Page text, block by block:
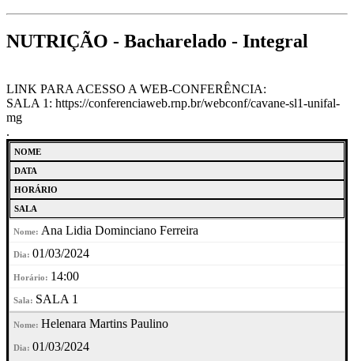
NUTRIÇÃO - Bacharelado - Integral
LINK PARA ACESSO A WEB-CONFERÊNCIA:
SALA 1: https://conferenciaweb.rnp.br/webconf/cavane-sl1-unifal-
mg
.
NOME
DATA
HORÁRIO
SALA
Ana Lidia Dominciano Ferreira
01/03/2024
14:00
SALA 1
Helenara Martins Paulino
01/03/2024